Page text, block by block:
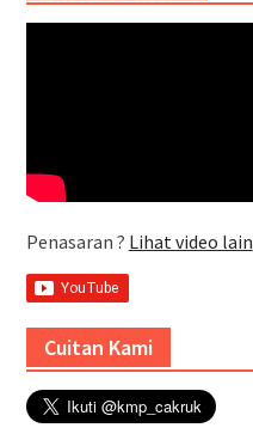
Penasaran ? Lihat video lain
Cuitan Kami